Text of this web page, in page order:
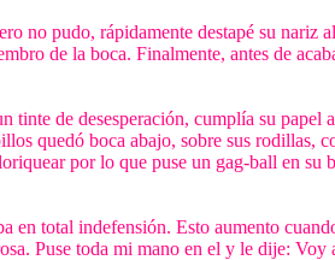
no pudo, rápidamente destapé su nariz
de la boca. Finalmente, antes de
tinte de desesperación, cumplía su papel
quedó boca abajo, sobre sus rodillas,
por lo que puse un gag-ball en su
en total indefensión. Esto aumento
Puse toda mi mano en el y le dije: Voy